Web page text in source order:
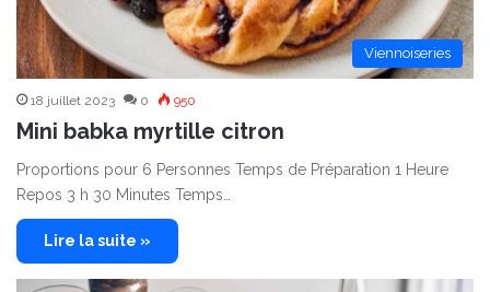
Viennoiseries
18 juillet 2023 0 950
Mini babka myrtille citron
Proportions pour 6 Personnes Temps de Préparation 1 Heure
Repos 3 h 30 Minutes Temps…
Lire la suite »